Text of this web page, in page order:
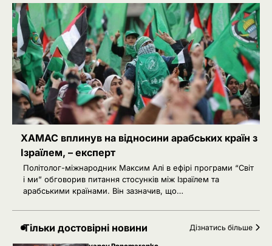
ХАМАС вплинув на відносини арабських країн з
Ізраїлем, – експерт
Політолог-міжнародник Максим Алі в ефірі програми “Світ
і ми” обговорив питання стосунків між Ізраїлем та
арабськими країнами. Він зазначив, що…
Тільки достовірні новини Дізнатись більше
2
Сенат США підтримав новий пакет
санкцій проти Росії: що буде далі
Ivanov Ponomarenko
3
Київська нерухомість після 2025
року: які проєкти формують новий
вигляд столиці
Ivanov Ponomarenko
4
РФ готує удари по НАТО
українськими дронами
Розумна Марина
РФ знеструмила Херсон: коли
повернуть світло в оселі
Розумна Марина
над військовою базою Німеччини,
де ремонтують Patriot